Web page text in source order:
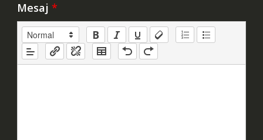
Mesaj *